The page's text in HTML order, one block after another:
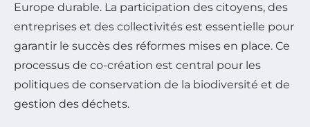
Europe durable. La participation des citoyens, des
entreprises et des collectivités est essentielle pour
garantir le succès des réformes mises en place. Ce
processus de co-création est central pour les
politiques de conservation de la biodiversité et de
gestion des déchets.